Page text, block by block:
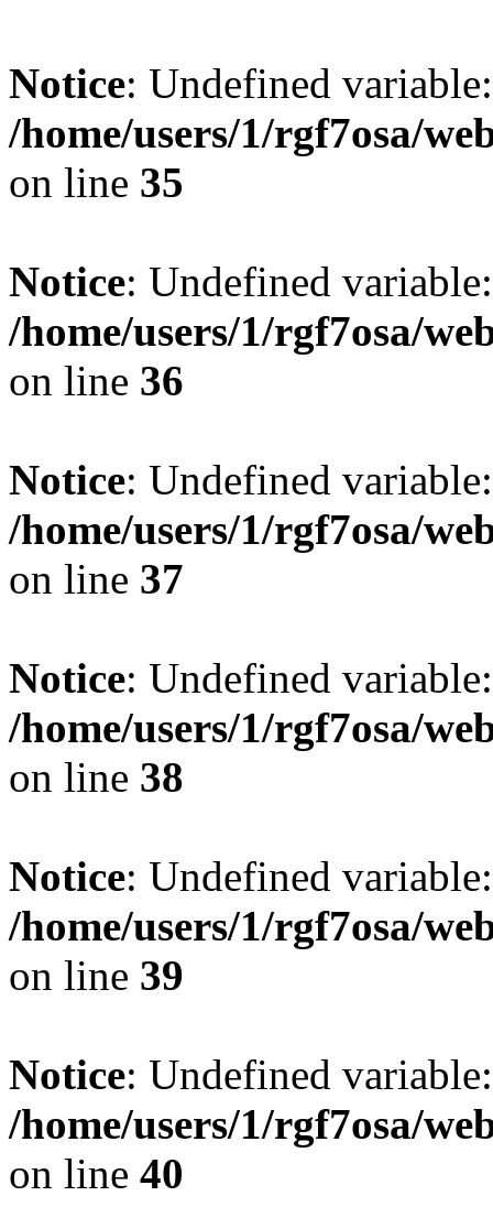
Notice: Undefined
/home/users/1/rgf7osa/
on line 35
Notice: Undefined
/home/users/1/rgf7osa/
on line 36
Notice: Undefined
/home/users/1/rgf7osa/
on line 37
Notice: Undefined
/home/users/1/rgf7osa/
on line 38
Notice: Undefined
/home/users/1/rgf7osa/
on line 39
Notice: Undefined
/home/users/1/rgf7osa/
on line 40